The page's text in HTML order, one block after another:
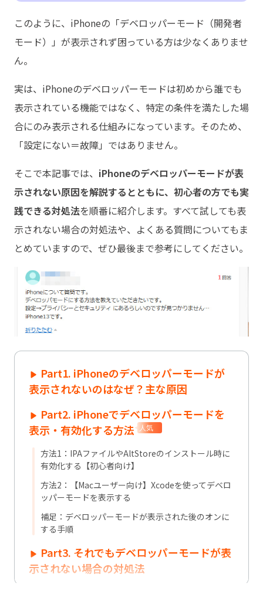
このように、iPhoneの「デベロッパーモード（開発者
モード）」が表示されず困っている方は少なくありませ
ん。
実は、iPhoneのデベロッパーモードは初めから誰でも
表示されている機能ではなく、特定の条件を満たした場
合にのみ表示される仕組みになっています。そのため、
「設定にない＝故障」ではありません。
そこで本記事では、 iPhoneのデベロッパーモードが表
示されない原因を解説するとともに、初心者の方でも実
践できる対処法を順番に紹介します。すべて試しても表
示されない場合の対処法や、よくある質問についてもま
とめていますので、ぜひ最後まで参考にしてください。
Part1. iPhoneのデベロッパーモードが
表示されないのはなぜ？主な原因
Part2. iPhoneでデベロッパーモードを
表示・有効化する方法
人気
方法1：IPAファイルやAltStoreのインストール時に
有効化する【初心者向け】
方法2：【Macユーザー向け】Xcodeを使ってデベロ
ッパーモードを表示する
補足：デベロッパーモードが表示された後のオンに
する手順
Part3. それでもデベロッパーモードが表
示されない場合の対処法